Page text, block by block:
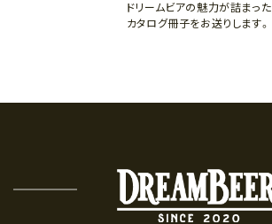
ドリームビアの魅力が詰まった
カタログ冊子をお送りします。